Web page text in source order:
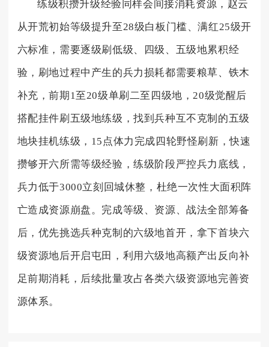
练级积攒升级经验同样会间接消耗资源，赵云
从开荒初始等级提升至28级白板门槛、满红25级开
六标准，需要逐级刷低级、四级、五级地累积经
验，刷地过程中产生的兵力损耗都需要粮草、铁木
补充，前期1至20级单刷二至四级地，20级觉醒后
搭配挂件刷五级地练级，找到兵种互不克制的五级
地块挂机练级，15点体力完成四轮野怪刷新，快速
攒够开六所需等级经验，练级阶段严控兵力底线，
兵力低于3000立刻回城休整，杜绝一次性大面积阵
亡造成资源崩盘。完成等级、资源、战法全部筹备
后，优先挑选兵种克制的六级地首开，拿下首块六
级资源地后开启屯田，利用六级地高额产出反向补
足前期消耗，后续批量攻占各类六级资源地完善资
源体系。